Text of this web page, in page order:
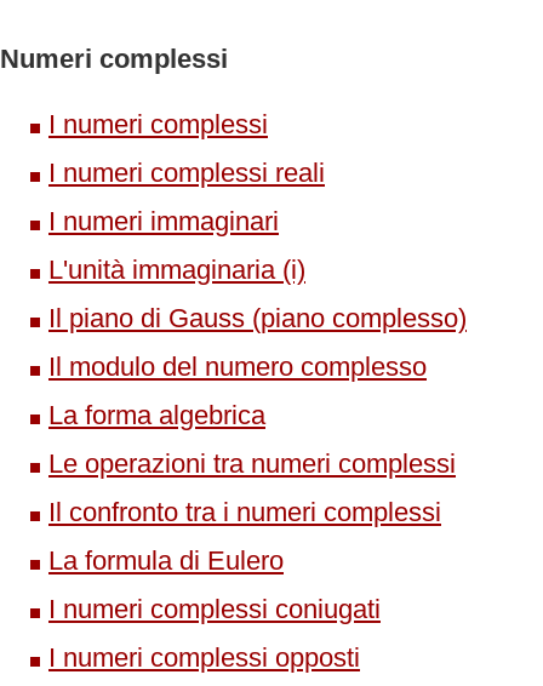
Numeri complessi
I numeri complessi
I numeri complessi reali
I numeri immaginari
L'unità immaginaria (i)
Il piano di Gauss (piano complesso)
Il modulo del numero complesso
La forma algebrica
Le operazioni tra numeri complessi
Il confronto tra i numeri complessi
La formula di Eulero
I numeri complessi coniugati
I numeri complessi opposti